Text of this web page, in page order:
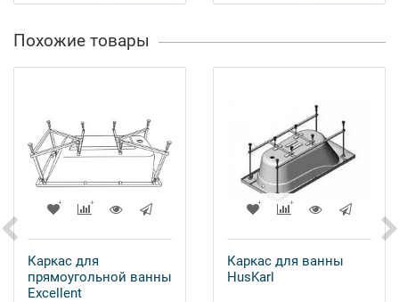
Похожие товары
Каркас для
прямоугольной ванны
Excellent
Каркас для ванны
HusKarl